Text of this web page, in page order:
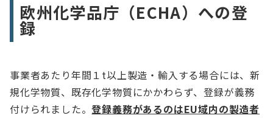
欧州化学品庁（ECHA）への登
録
事業者あたり年間１t以上製造・輸入する場合には、新
規化学物質、既存化学物質にかかわらず、登録が義務
付けられました。登録義務があるのはEU域内の製造者